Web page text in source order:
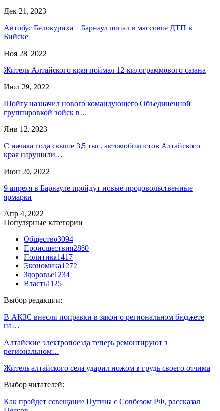
Дек 21, 2023
Автобус Белокуриха – Барнаул попал в массовое ДТП в
Бийске
Ноя 28, 2022
Житель Алтайского края поймал 12-килограммового сазана
Июл 29, 2022
Шойгу назначил нового командующего Объединенной
группировкой войск в…
Янв 12, 2023
С начала года свыше 3,5 тыс. автомобилистов Алтайского
края нарушили…
Июн 20, 2022
9 апреля в Барнауле пройдут новые продовольственные
ярмарки
Апр 4, 2022
Популярные категории
Общество3094
Происшествия2860
Политика1417
Экономика1272
Здоровье1234
Власть1125
Выбор редакции:
В АКЗС внесли поправки в закон о региональном бюджете
на…
Алтайские электропоезда теперь ремонтируют в
региональном…
Житель алтайского села ударил ножом в грудь своего отчима
Выбор читателей:
Как пройдет совещание Путина с Совбезом РФ, рассказал